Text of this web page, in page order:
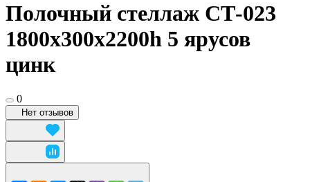
Полочный стеллаж СТ-023
1800x300х2200h 5 ярусов
цинк
0
Нет отзывов